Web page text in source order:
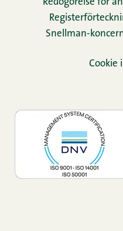
Redogörelse för
Snellman-
Cookie